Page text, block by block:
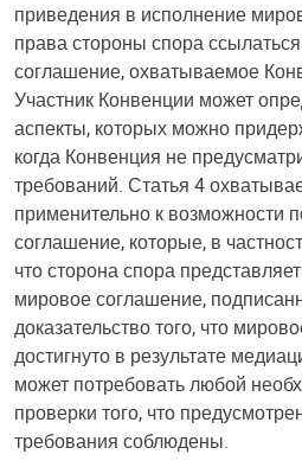
приведения в исполнение
права стороны спора
соглашение, охватываемое
Участник Конвенции может
аспекты, которых можно
когда Конвенция не
требований. Статья 4
применительно к возможности
соглашение, которые, в
что сторона спора
мировое соглашение,
доказательство того, что
достигнуто в результате
может потребовать любой
проверки того, что
требования соблюдены.